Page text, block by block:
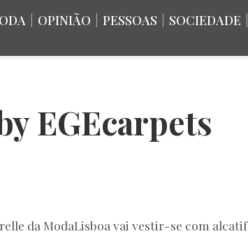
OPINIÃO PESSOAS SOCIEDADE
EGEcarpets
da ModaLisboa vai vestir-se com